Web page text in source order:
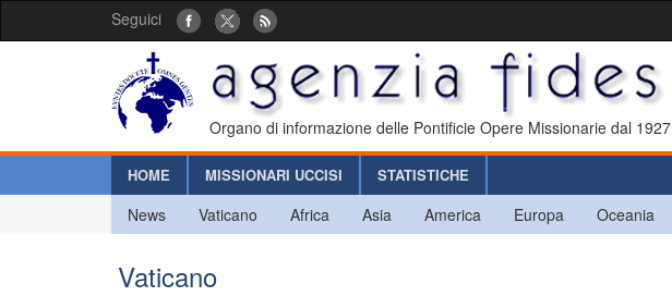
Seguici
Organo di informazione delle Pontificie Opere Missionarie dal 1927
HOME MISSIONARI UCCISI STATISTICHE
News Vaticano Africa Asia America Europa Oceania
Vaticano